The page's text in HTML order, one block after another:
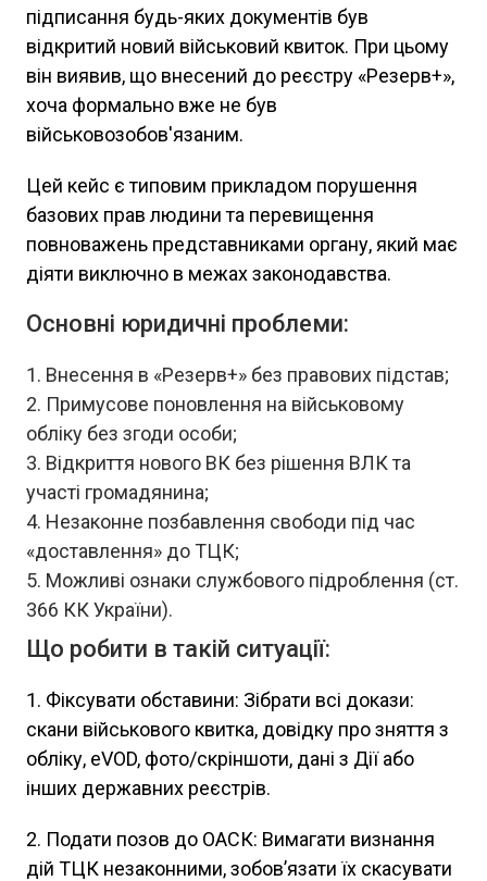
підписання будь-яких документів був
відкритий новий військовий квиток. При цьому
він виявив, що внесений до реєстру «Резерв+»,
хоча формально вже не був
військовозобов'язаним.
Цей кейс є типовим прикладом порушення
базових прав людини та перевищення
повноважень представниками органу, який має
діяти виключно в межах законодавства.
Основні юридичні проблеми:
Внесення в «Резерв+» без правових підстав;
Примусове поновлення на військовому
обліку без згоди особи;
Відкриття нового ВК без рішення ВЛК та
участі громадянина;
Незаконне позбавлення свободи під час
«доставлення» до ТЦК;
Можливі ознаки службового підроблення (ст.
366 КК України).
Що робити в такій ситуації:
1. Фіксувати обставини: Зібрати всі докази:
скани військового квитка, довідку про зняття з
обліку, eVOD, фото/скріншоти, дані з Дії або
інших державних реєстрів.
2. Подати позов до ОАСК: Вимагати визнання
дій ТЦК незаконними, зобов’язати їх скасувати